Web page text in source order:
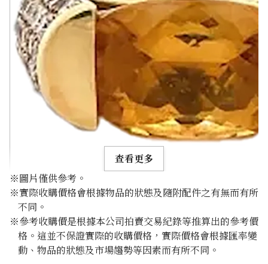
Citrine diamond ring 3.3ct
參考回收價
查看更多
※圖片僅供參考。
※實際收購價格會根據物品的狀態及隨附配件之有無而有所
不同。
※參考收購價是根據本公司拍賣交易紀錄等推算出的參考價
格。這並不保證實際的收購價格，實際價格會根據匯率變
動、物品的狀態及市場趨勢等因素而有所不同。